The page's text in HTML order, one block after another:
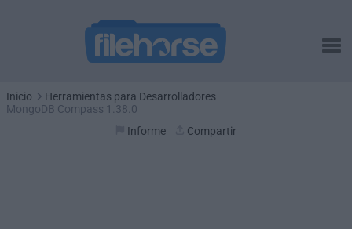
Inicio
Herramientas para Desarrolladores
MongoDB Compass 1.38.0
Informe
Compartir